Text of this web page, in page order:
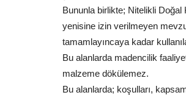
Bununla birlikte; Nitelikli Doğal
yenisine izin verilmeyen
tamamlayıncaya kadar
Bu alanlarda madencilik
malzeme dökülemez.
Bu alanlarda; koşulları,